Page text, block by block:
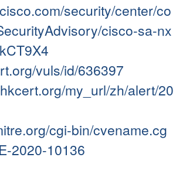
security/center/co
cisco-sa-nx
vuls/id/636397
my_url/zh/alert/20
cgi-bin/cvename.cg
2020-10136